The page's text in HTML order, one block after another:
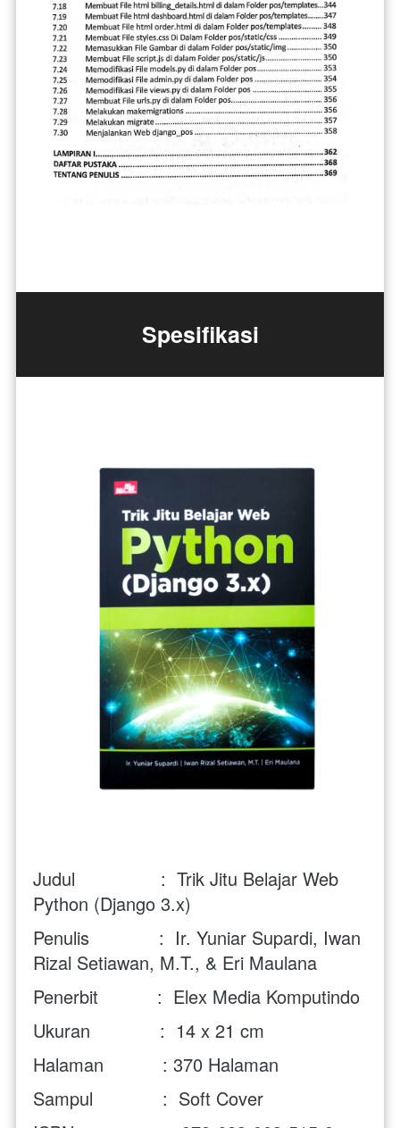
Spesifikasi
Judul                : Trik Jitu Belajar Web
Python (Django 3.x)
Penulis             :  Ir. Yuniar Supardi, Iwan
Rizal Setiawan, M.T., & Eri Maulana
Penerbit           :  Elex Media Komputindo
Ukuran             :  14 x 21 cm
Halaman           : 370 Halaman
Sampul             :  Soft Cover